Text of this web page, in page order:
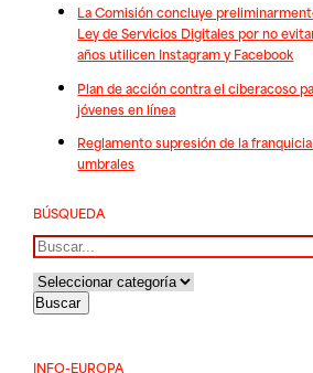
La Comisión concluye
Ley de Servicios Digitales por no
años utilicen Instagram y Facebook
Plan de acción contra el ciberacoso
jóvenes en línea
Reglamento supresión de la
umbrales
BÚSQUEDA
Buscar
INFO-EUROPA